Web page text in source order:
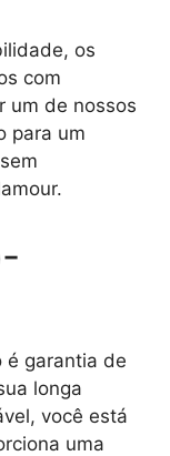
os
com
um de nossos
para um
é garantia de
longa
você está
uma